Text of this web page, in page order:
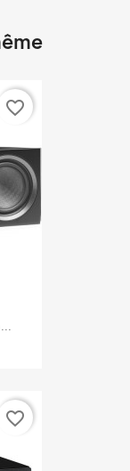
favorite_border
favorite_border